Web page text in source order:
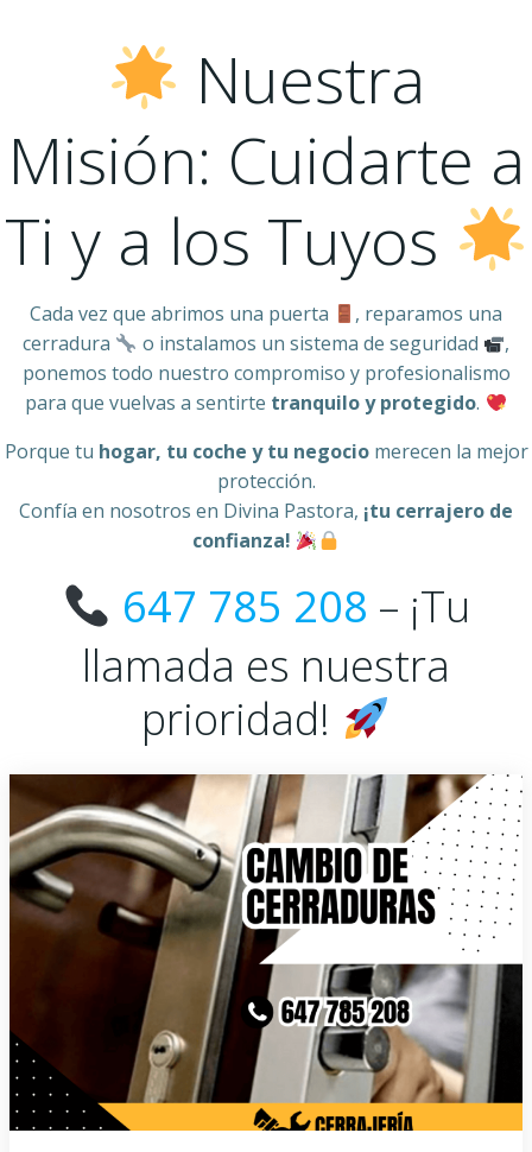
Nuestra
Misión: Cuidarte a
Ti y a los Tuyos
Cada vez que abrimos una puerta
, reparamos una
cerradura
o instalamos un sistema de seguridad
,
ponemos todo nuestro compromiso y profesionalismo
para que vuelvas a sentirte tranquilo y protegido.
Porque tu hogar, tu coche y tu negociomerecen la mejor
protección.
Confía en nosotros en Divina Pastora, ¡tu cerrajero de
confianza!
647 785 208 – ¡Tu
llamada es nuestra
prioridad!